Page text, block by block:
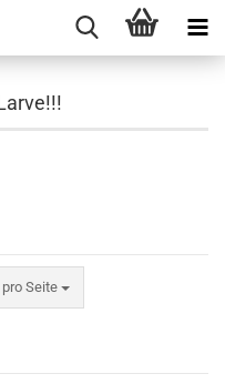
pro Seite
Seite